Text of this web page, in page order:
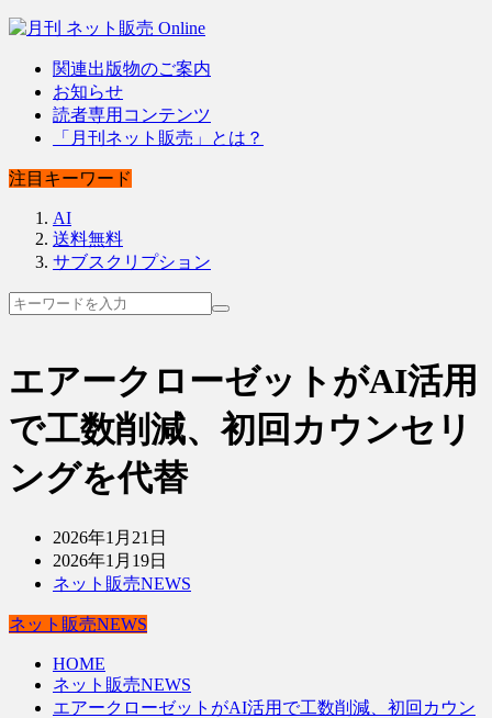
関連出版物のご案内
お知らせ
読者専用コンテンツ
「月刊ネット販売」とは？
注目キーワード
AI
送料無料
サブスクリプション
エアークローゼットがAI活用
で工数削減、初回カウンセリ
ングを代替
2026年1月21日
2026年1月19日
ネット販売NEWS
ネット販売NEWS
HOME
ネット販売NEWS
エアークローゼットがAI活用で工数削減、初回カウン